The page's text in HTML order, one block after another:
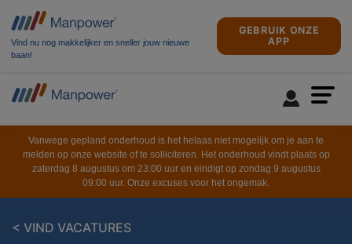
Vind nu nog makkelijker en sneller jouw nieuwe
baan!
GEBRUIK ONZE
APP
Vanwege gepland onderhoud is het helaas niet mogelijk om je aan te
melden op onze website of te solliciteren. Het onderhoud vindt plaats op
zaterdag 8 augustus om 23:00 uur en eindigt op zondag 9 augustus
09:00 uur. Onze excuses voor het ongemak.
< VIND VACATURES